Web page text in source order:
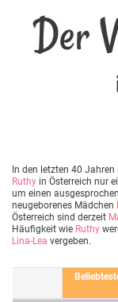
Der
In den letzten 40
Ruthy in Österreich nur
um einen
neugeborenes Mädchen
Österreich sind derzeit
Häufigkeit wie Ruthy
Lina-Lea vergeben.